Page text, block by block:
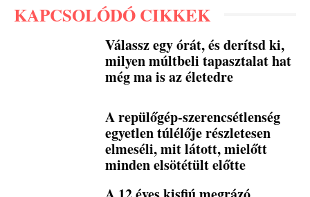
KAPCSOLÓDÓ CIKKEK
Válassz egy órát, és derítsd ki,
milyen múltbeli tapasztalat hat
még ma is az életedre
A repülőgép-szerencsétlenség
egyetlen túlélője részletesen
elmeséli, mit látott, mielőtt
minden elsötétült előtte